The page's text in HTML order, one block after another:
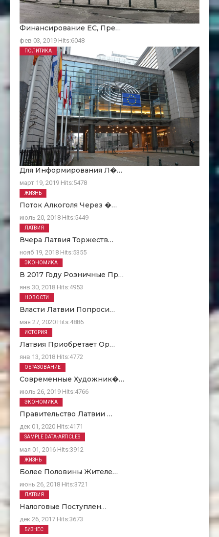
Финансирование ЕC, Пре…
фев 03, 2019 Hits:6048
Для Информирования Л�…
март 19, 2019 Hits:5478
ПОЛИТИКА
Поток Алкоголя Через �…
июль 20, 2018 Hits:5449
ЖИЗНЬ
Вчера Латвия Торжеств…
нояб 19, 2018 Hits:5355
ЛАТВИЯ
В 2017 Году Розничные Пр…
янв 30, 2018 Hits:4953
ЭКОНОМИКА
Власти Латвии Попроси…
мая 27, 2020 Hits:4886
НОВОСТИ
Латвия Приобретает Ор…
янв 13, 2018 Hits:4772
ИСТОРИЯ
Современные Художник�…
июль 26, 2019 Hits:4766
ОБРАЗОВАНИЕ
Правительство Латвии …
дек 01, 2020 Hits:4171
ЭКОНОМИКА
О Нас
мая 01, 2016 Hits:3912
SAMPLE DATA-ARTICLES
Более Половины Жителе…
июнь 26, 2018 Hits:3721
ЖИЗНЬ
Налоговые Поступлен…
дек 26, 2017 Hits:3673
ЛАТВИЯ
БИЗНЕС